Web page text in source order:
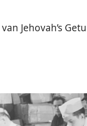
Jehovah’s